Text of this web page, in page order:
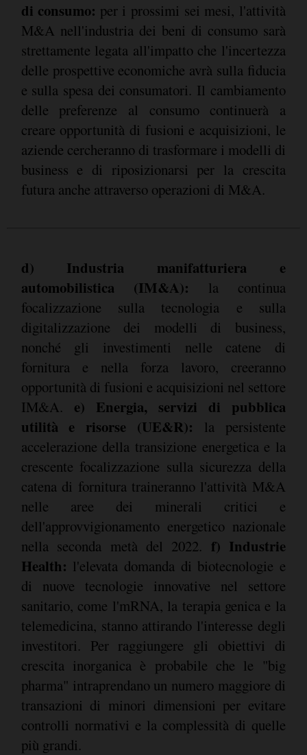
di consumo: per i prossimi sei mesi, l'attività
M&A nell'industria dei beni di consumo sarà
strettamente legata all'impatto che l'incertezza
delle prospettive economiche avrà sulla fiducia
e sulla spesa dei consumatori. Il cambiamento
delle preferenze al consumo continuerà a
creare opportunità di fusioni e acquisizioni, le
aziende cercheranno di trasformare i modelli di
business e di riposizionarsi per la crescita
futura anche attraverso operazioni di M&A.
d) Industria manifatturiera e
automobilistica (IM&A): la continua
focalizzazione sulla tecnologia e sulla
digitalizzazione dei modelli di business,
nonché gli investimenti nelle catene di
fornitura e nella forza lavoro, creeranno
opportunità di fusioni e acquisizioni nel settore
IM&A. e) Energia, servizi di pubblica
utilità e risorse (UE&R): la persistente
accelerazione della transizione energetica e la
crescente focalizzazione sulla sicurezza della
catena di fornitura traineranno l'attività M&A
nelle aree dei minerali critici e
dell'approvvigionamento energetico nazionale
nella seconda metà del 2022. f) Industrie
Health: l'elevata domanda di biotecnologie e
di nuove tecnologie innovative nel settore
sanitario, come l'mRNA, la terapia genica e la
telemedicina, stanno attirando l'interesse degli
investitori. Per raggiungere gli obiettivi di
crescita inorganica è probabile che le "big
pharma" intraprendano un numero maggiore di
transazioni di minori dimensioni per evitare
controlli normativi e la complessità di quelle
più grandi.